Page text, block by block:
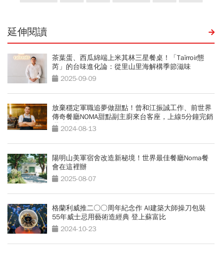
延伸閱讀
茶葉蛋、西瓜綿端上米其林三星餐桌！「Taïrroir態
芮」的台味進化論：從里山里海解構季節滋味
2025-09-09
放棄穩定軍職追夢做甜點！曾和江振誠工作、前世界
傳奇餐廳NOMA甜點副主廚來台客座，上線5分鐘完銷
甜點在台販售
2024-08-13
陽明山美軍宿舍改造新秘境！世界最佳餐廳Noma餐
會在這裡辦
2025-08-07
格蘭利威推二○○周年紀念作 AI建築大師操刀包裝
55年威士忌用藝術造經典 登上蘇富比
2024-10-23